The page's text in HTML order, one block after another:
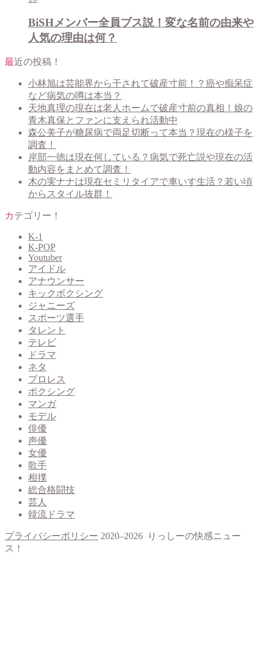
BiSHメンバー全員ブス説！変な名前の由来や
人気の理由は何？
最近の投稿！
小林旭は芸能界から干されて破産寸前！？癌や痴呆症
など病気の噂は本当？
天地真理の現在は老人ホームで破産寸前の真相！娘の
青木真保とファンに支えられ活動中
森公美子が糖尿病で両足切断って本当？現在の様子を
調査！
岸部一徳は現在何している？病気で死亡説や現在の活
動内容をまとめて調査！
木の実ナナは現在セミリタイアで車いす生活？若い頃
からスタイル抜群！
カテゴリー！
K-1
K-POP
Youtuber
アイドル
アナウンサー
キックボクシング
ジャニーズ
スポーツ選手
タレント
テレビ
ドラマ
ネタ
プロレス
ボクシング
マンガ
モデル
俳優
声優
女優
歌手
相撲
総合格闘技
芸人
韓流ドラマ
プライバシーポリシー 2020–2026 りっしーの快感ニュー
ス！